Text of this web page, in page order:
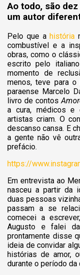
Ao todo, são
um autor
Pelo que ahistória
combustível e a
obras, como o
escrito pelo
momento de
menos, teve para o
paraense Marcelo
livro de contos
a cura, médicos e
artistas criam. O
descanso cansa. E
a gente não vê
prefácio.
https://
Em entrevista ao
nasceu a partir da
duas pessoas
passam a se
comecei a
Augusto e falei
prontamente disse
ideia de convidar
histórias de amor,
durante o período da